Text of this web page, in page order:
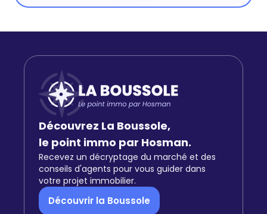
Découvrez La Boussole,
le point immo par Hosman.
Recevez un décryptage du marché et des
conseils d'agents pour vous guider dans
votre projet immobilier.
Découvrir la Boussole